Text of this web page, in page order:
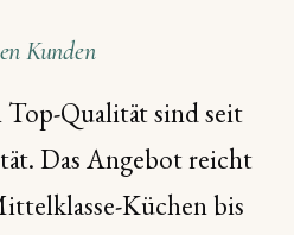
Kunden
Qualität sind seit
Das Angebot reicht
Küchen bis